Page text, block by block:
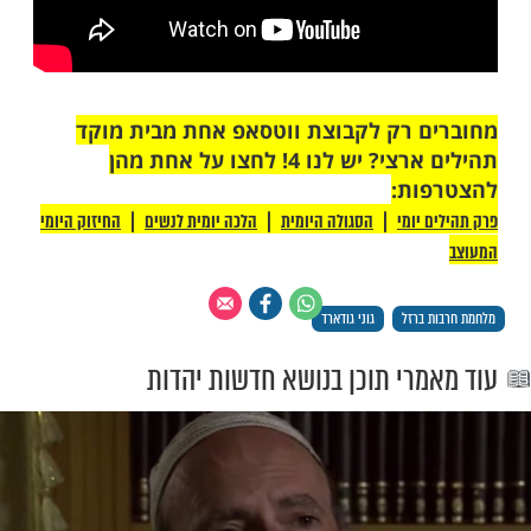
מצליח לשחרר את הדברים:
החיבוק של העם וההורים שלי איתי תמיד